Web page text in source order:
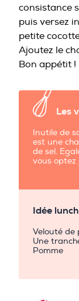
consistance
puis versez
petite
Ajoutez le
Bon appétit !
Les
Inutile de
est une
de sel.
vous optez
Idée
Velouté de
Une
Pomme